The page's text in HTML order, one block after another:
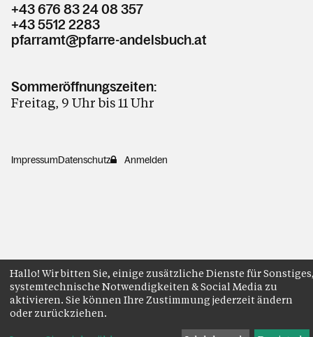
+43 676 83 24 08 357
+43 5512 2283
pfarramt@pfarre-andelsbuch.at
Sommeröffnungszeiten:
Freitag, 9 Uhr bis 11 Uhr
ImpressumDatenschutz Anmelden
Hallo! Wir bitten Sie, einige zusätzliche Dienste für
systemtechnische Notwendigkeiten & Social Media zu
aktivieren. Sie können Ihre Zustimmung jederzeit ändern
oder zurückziehen.